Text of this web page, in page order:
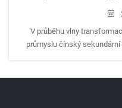
V průběhu vlny
průmyslu čínský